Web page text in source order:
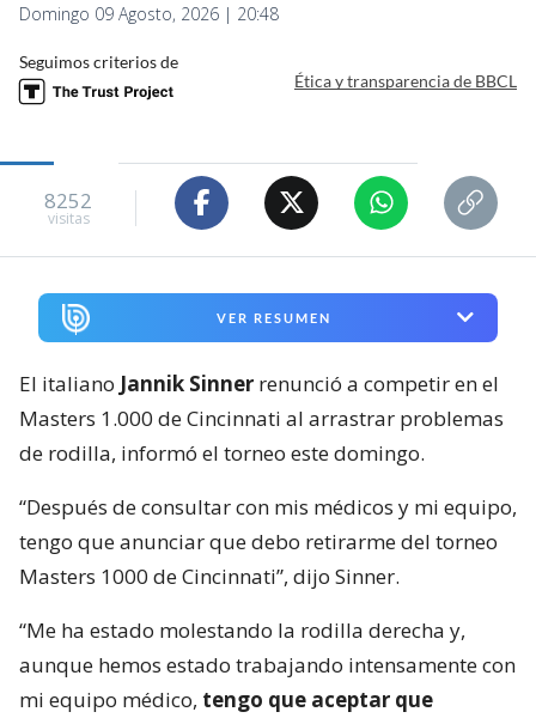
Domingo 09 Agosto, 2026 | 20:48
Seguimos criterios de
Ética y transparencia de BBCL
8252
visitas
VER RESUMEN
El italiano Jannik Sinner renunció a competir en el
Masters 1.000 de Cincinnati al arrastrar problemas
de rodilla, informó el torneo este domingo.
“Después de consultar con mis médicos y mi equipo,
tengo que anunciar que debo retirarme del torneo
Masters 1000 de Cincinnati”, dijo Sinner.
“Me ha estado molestando la rodilla derecha y,
aunque hemos estado trabajando intensamente con
mi equipo médico, tengo que aceptar que